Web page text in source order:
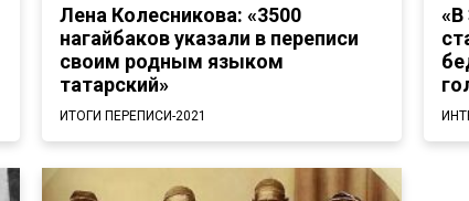
Лена Колесникова: «3500
нагайбаков указали в переписи
своим родным языком
татарский»
ИТОГИ ПЕРЕПИСИ-2021
«В